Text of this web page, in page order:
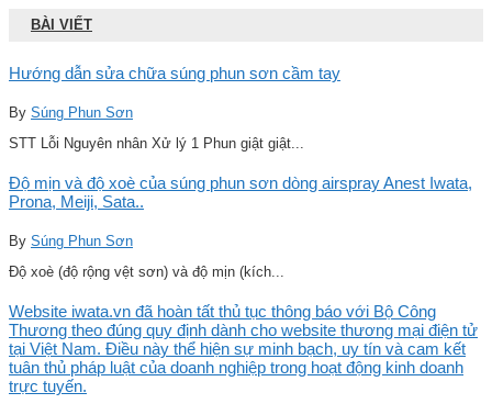
BÀI VIẾT
Hướng dẫn sửa chữa súng phun sơn cầm tay
By Súng Phun Sơn
STT Lỗi Nguyên nhân Xử lý 1 Phun giật giật...
Độ mịn và độ xoè của súng phun sơn dòng airspray Anest Iwata,
Prona, Meiji, Sata..
By Súng Phun Sơn
Độ xoè (độ rộng vệt sơn) và độ mịn (kích...
Website iwata.vn đã hoàn tất thủ tục thông báo với Bộ Công
Thương theo đúng quy định dành cho website thương mại điện tử
tại Việt Nam. Điều này thể hiện sự minh bạch, uy tín và cam kết
tuân thủ pháp luật của doanh nghiệp trong hoạt động kinh doanh
trực tuyến.